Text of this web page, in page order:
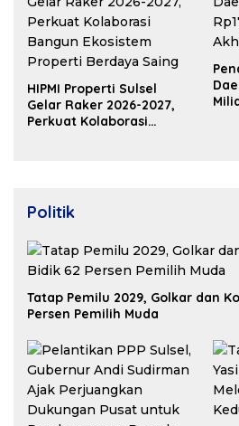
HIPMI Properti Sulsel
Gelar Raker 2026-2027,
Perkuat Kolaborasi
Politik
Tatap Pemilu 2029, Golkar dan
Persen Pemilih Muda